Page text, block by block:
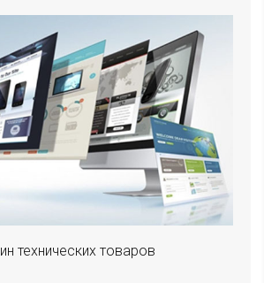
технических товаров